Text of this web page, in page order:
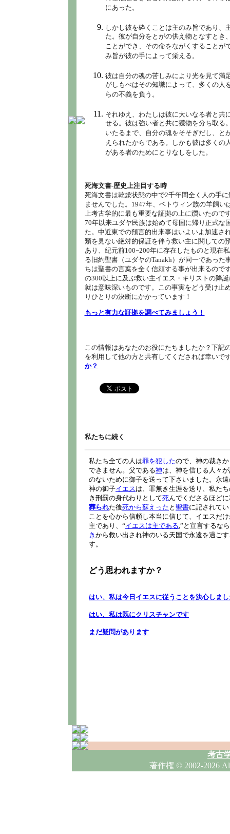
にあった。
しかし彼を砕くことは主のみ旨であり、
た。彼が自分をとがの供え物となすとき
ことができ、その命をながくすることが
み旨が彼の手によって栄える。
彼は自分の魂の苦しみにより光を見て満
がしもべはその知識によって、多くの人
らの不義を負う。
それゆえ、わたしは彼に大いなる者と共
せる。彼は強い者と共に獲物を分ち取る
いたるまで、自分の魂をそそぎだし、と
えられたからである。しかも彼は多くの
がある者のためにとりなしをした。
死海文書‐歴史上注目する時
死海文書は乾燥状態の中で2千年間全く人の手
ませんでした。1947年、ベトウィン族の羊飼い
上考古学的に最も重要な証拠の上に躓いたので
70年以来ユダヤ民族は始めて母国に帰り正式な
た。中近東での預言的出来事はいよいよ加速さ
類を見ない絶対的保証を伴う救い主に関しての
あり、紀元前100−200年に存在したものと現在
る旧約聖書（ユダヤのTanakh）が同一であった
ちは聖書の言葉を全く信頼する事が出来るので
の300以上に及ぶ救い主イエス・キリストの降
就は意味深いものです。この事実をどう受け止
りひとりの決断にかかっています！
もっと有力な証拠を調べてみましょう！
この情報はあなたのお役にたちましたか？下記
を利用して他の方と共有してくだされば幸いで
か？
私たちに続く
考古
著作権© 2002-2026